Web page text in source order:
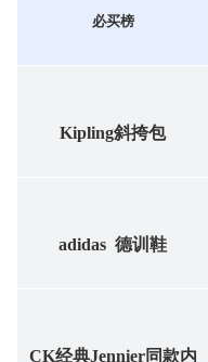
必买榜
Kipling斜挎包
adidas 德训鞋
CK经典Jennier同款内